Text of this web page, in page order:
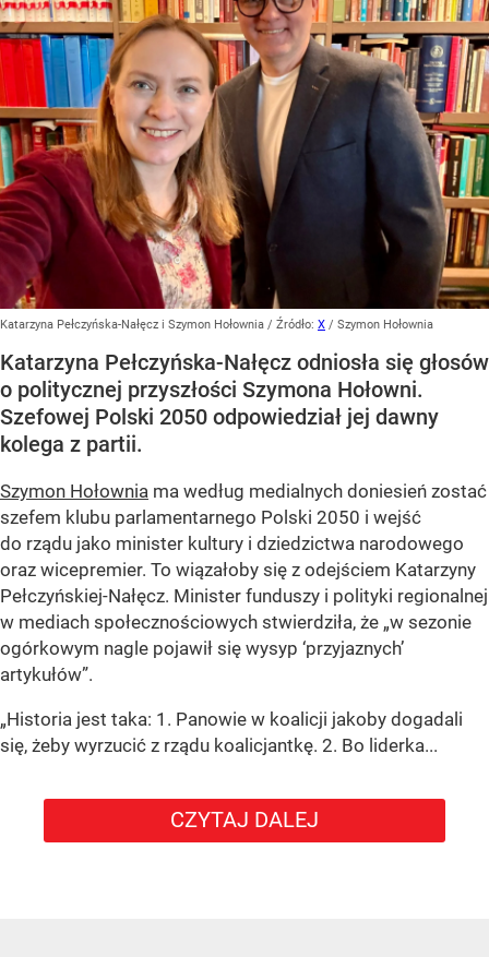
Katarzyna Pełczyńska-Nałęcz i Szymon Hołownia / Źródło: X / Szymon Hołownia
Katarzyna Pełczyńska-Nałęcz odniosła się głosów
o politycznej przyszłości Szymona Hołowni.
Szefowej Polski 2050 odpowiedział jej dawny
kolega z partii.
Szymon Hołownia ma według medialnych doniesień zostać
szefem klubu parlamentarnego Polski 2050 i wejść
do rządu jako minister kultury i dziedzictwa narodowego
oraz wicepremier. To wiązałoby się z odejściem Katarzyny
Pełczyńskiej-Nałęcz. Minister funduszy i polityki regionalnej
w mediach społecznościowych stwierdziła, że „w sezonie
ogórkowym nagle pojawił się wysyp ‘przyjaznych’
artykułów”.
„Historia jest taka: 1. Panowie w koalicji jakoby dogadali
się, żeby wyrzucić z rządu koalicjantkę. 2. Bo liderka...
CZYTAJ DALEJ